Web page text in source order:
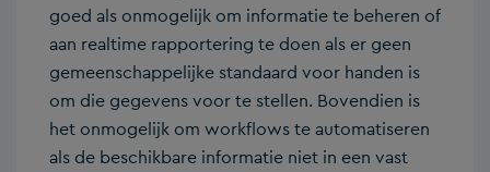
goed als onmogelijk om informatie te beheren of
aan realtime rapportering te doen als er geen
gemeenschappelijke standaard voor handen is
om die gegevens voor te stellen. Bovendien is
het onmogelijk om workflows te automatiseren
als de beschikbare informatie niet in een vast